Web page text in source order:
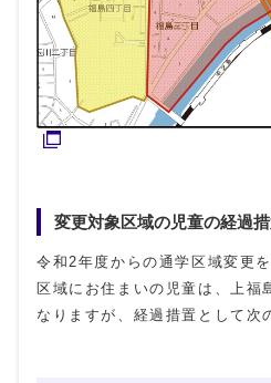
変更対象区域の児童の経過
令和2年度からの通学区域変更
区域にお住まいの児童は、上福
なりますが、経過措置として次